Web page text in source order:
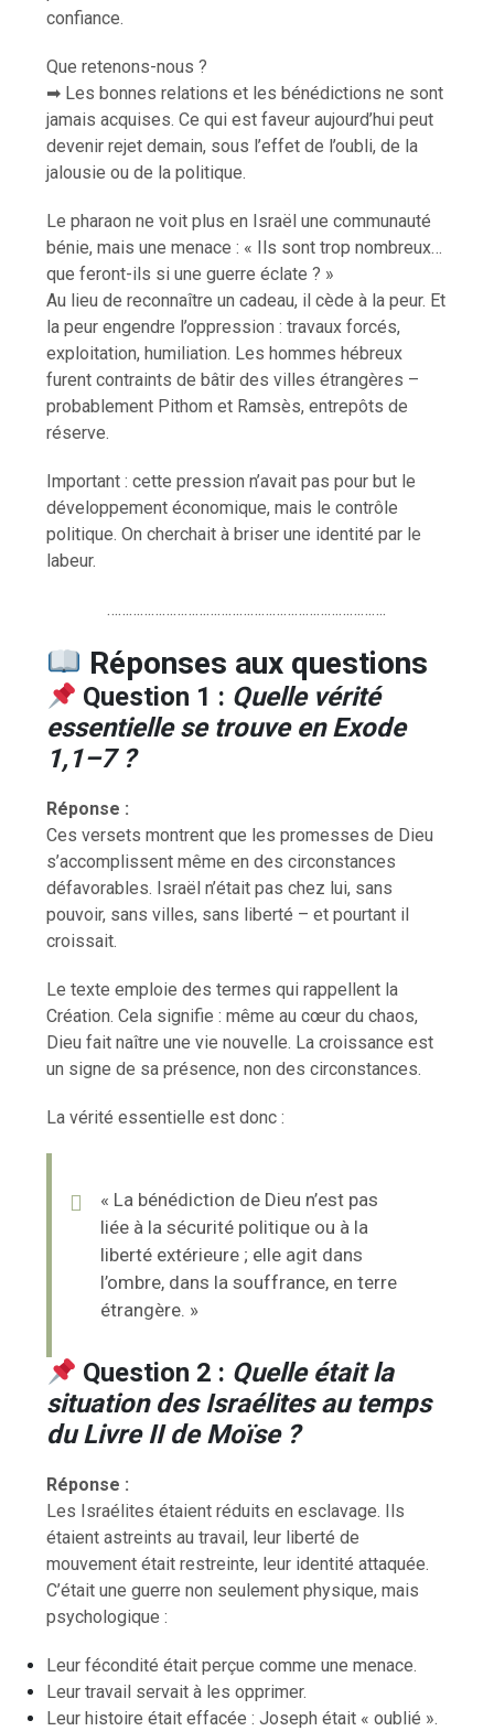
confiance.
Que retenons-nous ?
➡ Les bonnes relations et les bénédictions ne sont
jamais acquises. Ce qui est faveur aujourd’hui peut
devenir rejet demain, sous l’effet de l’oubli, de la
jalousie ou de la politique.
Le pharaon ne voit plus en Israël une communauté
bénie, mais une menace : « Ils sont trop nombreux…
que feront-ils si une guerre éclate ? »
Au lieu de reconnaître un cadeau, il cède à la peur. Et
la peur engendre l’oppression : travaux forcés,
exploitation, humiliation. Les hommes hébreux
furent contraints de bâtir des villes étrangères –
probablement Pithom et Ramsès, entrepôts de
réserve.
Important : cette pression n’avait pas pour but le
développement économique, mais le contrôle
politique. On cherchait à briser une identité par le
labeur.
………………………………………………………………….
Réponses aux questions
Question 1 : Quelle vérité
essentielle se trouve en Exode
1,1–7 ?
Réponse :
Ces versets montrent que les promesses de Dieu
s’accomplissent même en des circonstances
défavorables. Israël n’était pas chez lui, sans
pouvoir, sans villes, sans liberté – et pourtant il
croissait.
Le texte emploie des termes qui rappellent la
Création. Cela signifie : même au cœur du chaos,
Dieu fait naître une vie nouvelle. La croissance est
un signe de sa présence, non des circonstances.
La vérité essentielle est donc :
« La bénédiction de Dieu n’est pas
liée à la sécurité politique ou à la
liberté extérieure ; elle agit dans
l’ombre, dans la souffrance, en terre
étrangère. »
Question 2 : Quelle était la
situation des Israélites au temps
du Livre II de Moïse ?
Réponse :
Les Israélites étaient réduits en esclavage. Ils
étaient astreints au travail, leur liberté de
mouvement était restreinte, leur identité attaquée.
C’était une guerre non seulement physique, mais
psychologique :
Leur fécondité était perçue comme une menace.
Leur travail servait à les opprimer.
Leur histoire était effacée : Joseph était « oublié ».